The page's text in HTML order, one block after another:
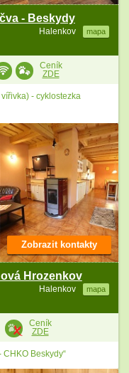
- Beskydy
Halenkov mapa
Ceník
ZDE
- cyklostezka
Hrozenkov
Halenkov mapa
Zobrazit kontakty
Ceník
ZDE
Beskydy“